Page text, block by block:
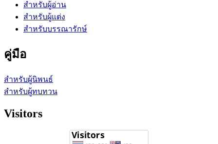
สำหรับผู้อ่าน
สำหรับผู้แต่ง
สำหรับบรรณารักษ์
คู่มือ
สำหรับผู้นิพนธ์
สำหรับผู้ทบทวน
Visitors